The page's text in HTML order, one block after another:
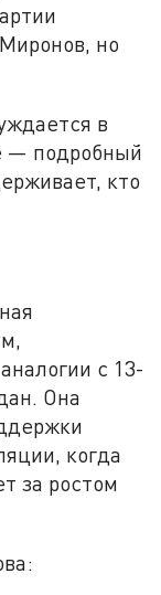
но
в
— подробный
кто
с 13-
Она
когда
за ростом